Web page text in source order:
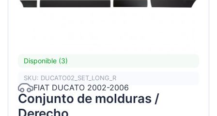
Disponible (3)
SKU: DUCATO02_SET_LONG_R
FIAT DUCATO 2002-2006
Conjunto de molduras /